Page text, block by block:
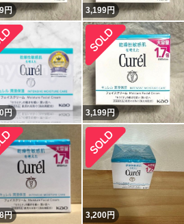
円 3,199円
円 3,199円
円 3,200円